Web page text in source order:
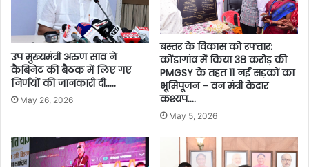
उप मुख्यमंत्री अरुण साव ने
कैबिनेट की बैठक में लिए गए
निर्णयों की जानकारी दी…..
May 26, 2026
बस्तर के विकास को रफ्तार:
कोंडागांव में किया 38 करोड़ की
PMGSY के तहत 11 नई सड़कों का
भूमिपूजन – वन मंत्री केदार
कश्यप….
May 5, 2026